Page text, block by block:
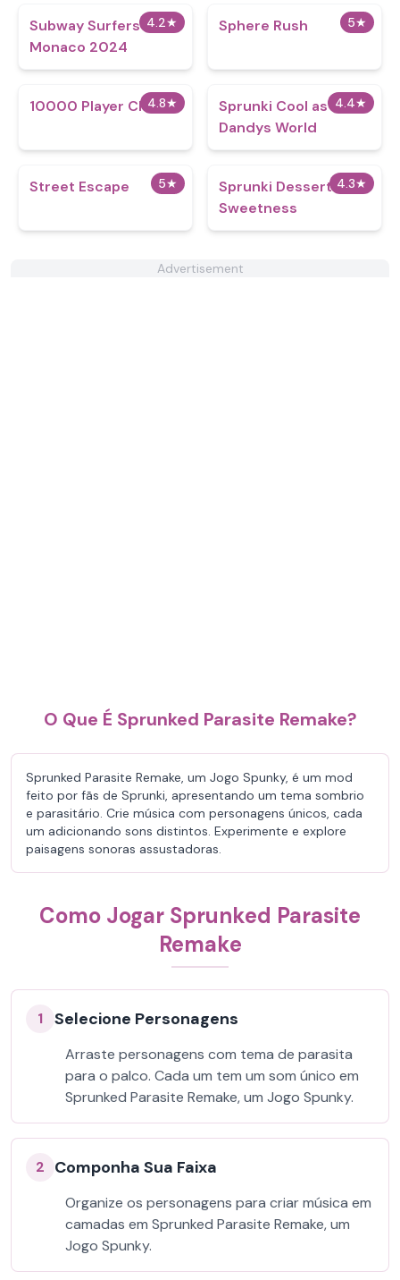
4.2★
Subway Surfers
Monaco 2024
5★
Sphere Rush
4.8★
10000 Player Chess 4.4★
Sprunki Cool as
Dandys World
5★
Street Escape 4.3★
Sprunki Dessert
Sweetness
Advertisement
O Que É Sprunked Parasite Remake?
Sprunked Parasite Remake, um Jogo Spunky, é um mod
feito por fãs de Sprunki, apresentando um tema sombrio
e parasitário. Crie música com personagens únicos, cada
um adicionando sons distintos. Experimente e explore
paisagens sonoras assustadoras.
Como Jogar Sprunked Parasite
Remake
1 Selecione Personagens
Arraste personagens com tema de parasita
para o palco. Cada um tem um som único em
Sprunked Parasite Remake, um Jogo Spunky.
2 Componha Sua Faixa
Organize os personagens para criar música em
camadas em Sprunked Parasite Remake, um
Jogo Spunky.